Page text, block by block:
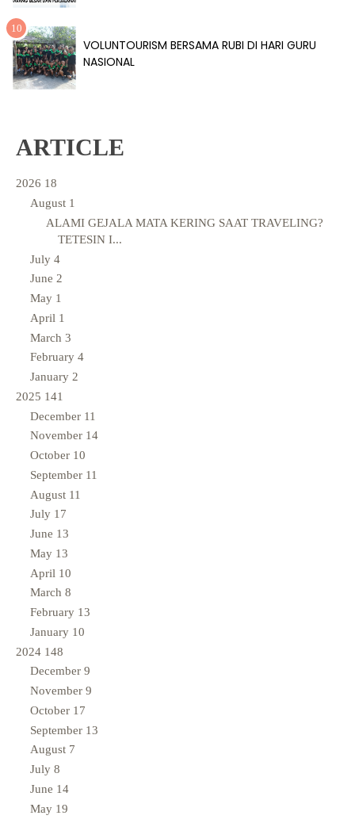
VOLUNTOURISM BERSAMA RUBI DI HARI GURU
NASIONAL
ARTICLE
2026 18
August 1
ALAMI GEJALA MATA KERING SAAT TRAVELING?
TETESIN I...
July 4
June 2
May 1
April 1
March 3
February 4
January 2
2025 141
December 11
November 14
October 10
September 11
August 11
July 17
June 13
May 13
April 10
March 8
February 13
January 10
2024 148
December 9
November 9
October 17
September 13
August 7
July 8
June 14
May 19